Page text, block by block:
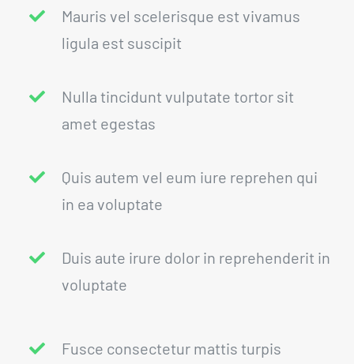
Mauris vel scelerisque est vivamus
ligula est suscipit
Nulla tincidunt vulputate tortor sit
amet egestas
Quis autem vel eum iure reprehen qui
in ea voluptate
Duis aute irure dolor in reprehenderit in
voluptate
Fusce consectetur mattis turpis